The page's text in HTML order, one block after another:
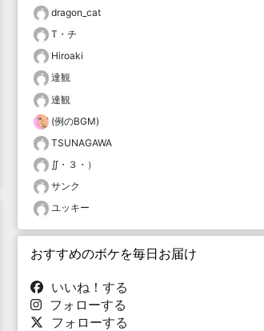
dragon_cat
T・チ
Hiroaki
達観
達観
(例のBGM)
TSUNAGAWA
∬・３・）
サンク
ユッキー
おすすめのボケを毎日お届け
いいね！する
フォローする
フォローする